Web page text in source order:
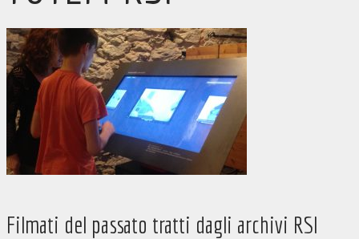
Filmati del passato tratti dagli archivi RSI